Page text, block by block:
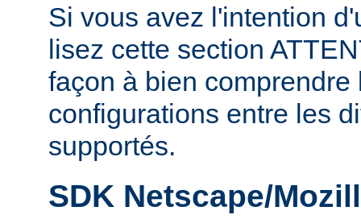
Si vous avez l'intention
lisez cette section
façon à bien comprendre
configurations entre les
supportés.
SDK Netscape/